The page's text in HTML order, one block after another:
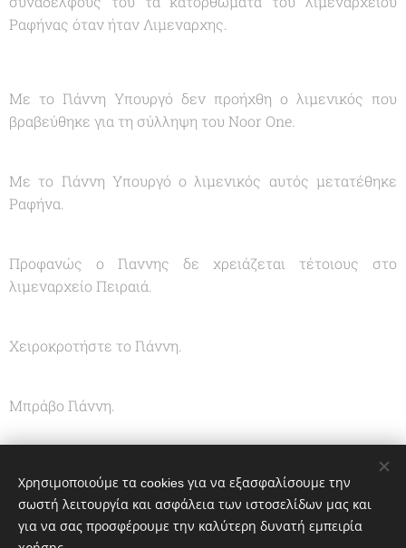
Ραφήνας όταν ήταν Λιμεναρχης.
Με το Γιάννη Υπουργό δεν προήχθη ο λιμενικός που
βραβεύθηκε για τη σύλληψη του Noor One.
Με το Γιάννη Υπουργό ο λιμενικός αυτός μετατέθηκε
Ραφήνα.
Προφανώς ο Γιαννης δε χρειάζεται τέτοιους στο
λιμεναρχείο Πειραιά.
Χειροκροτήστε το Γιάννη.
Μπράβο Γιάννη.
Share
Χρησιμοποιούμε τα cookies για να εξασφαλίσουμε την
σωστή λειτουργία και ασφάλεια των ιστοσελίδων μας και
για να σας προσφέρουμε την καλύτερη δυνατή εμπειρία